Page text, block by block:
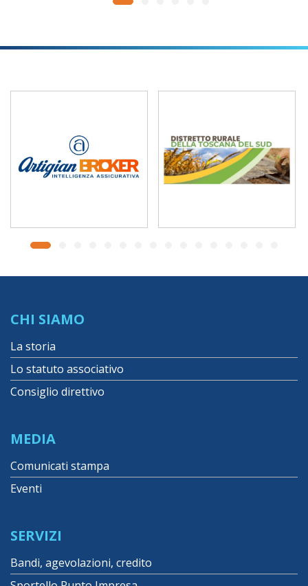
CHI SIAMO
La storia
Lo statuto associativo
Consiglio direttivo
MEDIA
Comunicati stampa
Eventi
SERVIZI
Bandi, agevolazioni, credito